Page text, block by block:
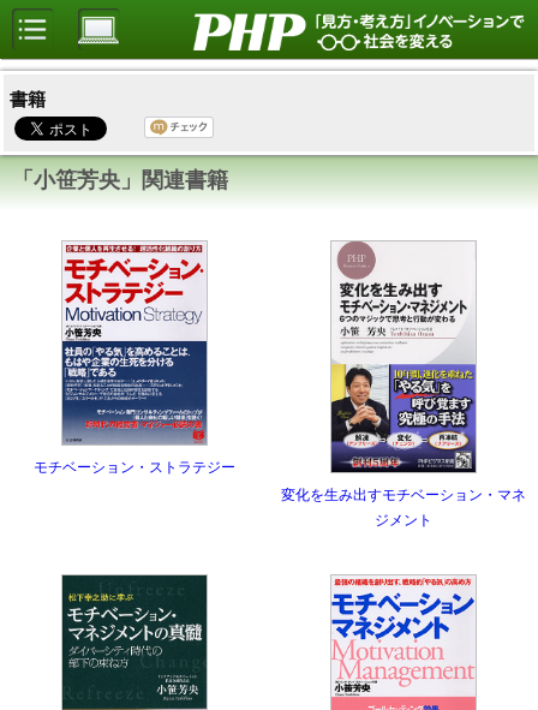
書籍
「小笹芳央」関連書籍
モチベーション・ストラテジー
変化を生み出すモチベーション・マネ
ジメント